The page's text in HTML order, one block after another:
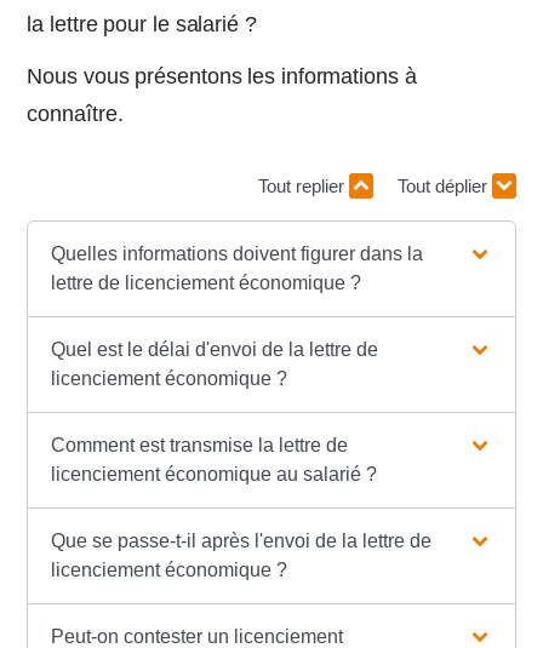
la lettre pour le salarié ?
Nous vous présentons les informations à
connaître.
Tout replier Tout déplier
Quelles informations doivent figurer dans la
lettre de licenciement économique ?
Quel est le délai d'envoi de la lettre de
licenciement économique ?
Comment est transmise la lettre de
licenciement économique au salarié ?
Que se passe-t-il après l'envoi de la lettre de
licenciement économique ?
Peut-on contester un licenciement